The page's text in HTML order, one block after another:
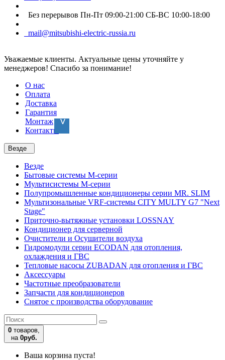
Без перерывов Пн-Пт 09:00-21:00 СБ-ВС 10:00-18:00
mail@mitsubishi-electric-russia.ru
Уважаемые клиенты. Актуальные цены уточняйте у
менеджеров! Спасибо за понимание!
О нас
Оплата
Доставка
Гарантия
Монтаж
Контакты
Везде
Везде
Бытовые системы M-серии
Мультисистемы M-серии
Полупромышленные кондиционеры серии MR. SLIM
Мультизональные VRF-системы CITY MULTY G7 "Next
Stage"
Приточно-вытяжные установки LOSSNAY
Кондиционер для серверной
Очистители и Осушители воздуха
Гидромодули серии ECODAN для отопления,
охлаждения и ГВС
Тепловые насосы ZUBADAN для отопления и ГВС
Аксесcуары
Частотные преобразователи
Запчасти для кондиционеров
Снятое с производства оборудование
0 товаров,
на 0руб.
Ваша корзина пуста!